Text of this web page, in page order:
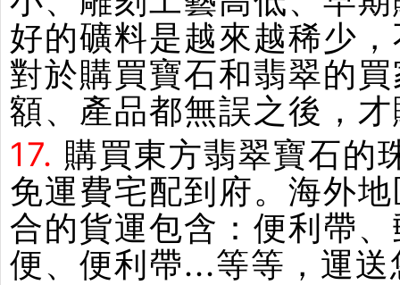
好的礦料是越來越稀少
對於購買寶石和翡翠的
額、產品都無誤之後，
17. 購買東方翡翠寶石的
免運費宅配到府。海外
合的貨運包含：便利帶
便、便利帶...等等，運